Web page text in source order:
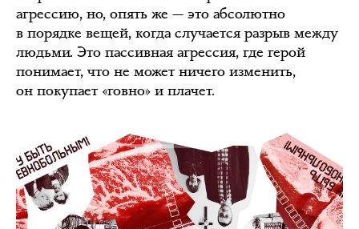
агрессию, но, опять же — это абсолютно
в порядке вещей, когда случается разрыв между
людьми. Это пассивная агрессия, где герой
понимает, что не может ничего изменить,
он покупает «говно» и плачет.